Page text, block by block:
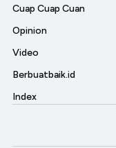
Cuap Cuap Cuan
Opinion
Video
Berbuatbaik.id
Index